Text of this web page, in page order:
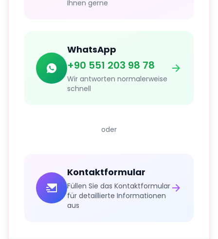
Ihnen gerne
WhatsApp
+90 551 203 98 78
Wir antworten normalerweise
schnell
oder
Kontaktformular
Füllen Sie das Kontaktformular
für detaillierte Informationen
aus